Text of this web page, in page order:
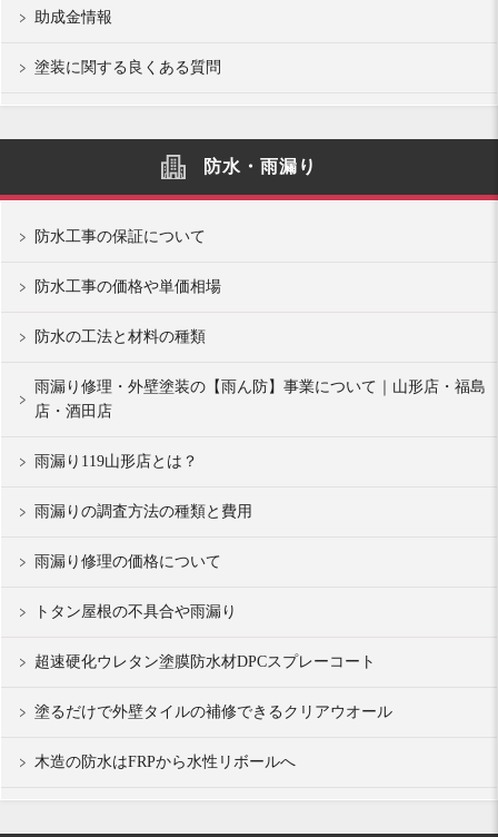
助成金情報
塗装に関する良くある質問
防水・雨漏り
防水工事の保証について
防水工事の価格や単価相場
防水の工法と材料の種類
雨漏り修理・外壁塗装の【雨ん防】事業について｜山形店・福島
店・酒田店
雨漏り119山形店とは？
雨漏りの調査方法の種類と費用
雨漏り修理の価格について
トタン屋根の不具合や雨漏り
超速硬化ウレタン塗膜防水材DPCスプレーコート
塗るだけで外壁タイルの補修できるクリアウオール
木造の防水はFRPから水性リボールへ